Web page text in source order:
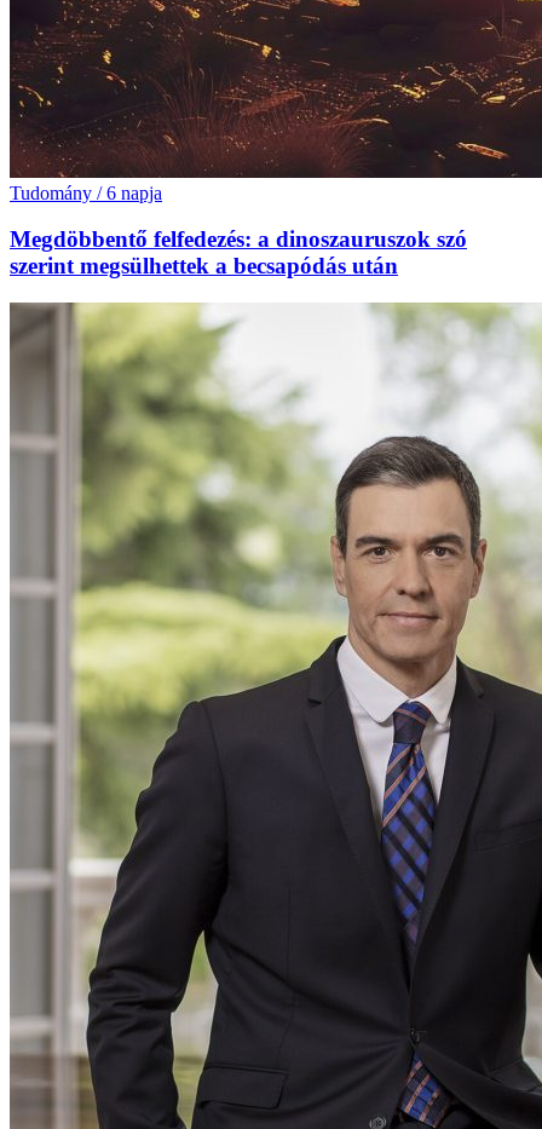
Tudomány / 6 napja
Megdöbbentő felfedezés: a dinoszauruszok szó
szerint megsülhettek a becsapódás után